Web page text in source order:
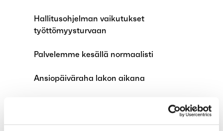
Hallitusohjelman vaikutukset
työttömyysturvaan
Palvelemme kesällä normaalisti
Ansiopäiväraha lakon aikana
koulunkäynninohjaajan työstä koulun
kesäloman vuoksi?